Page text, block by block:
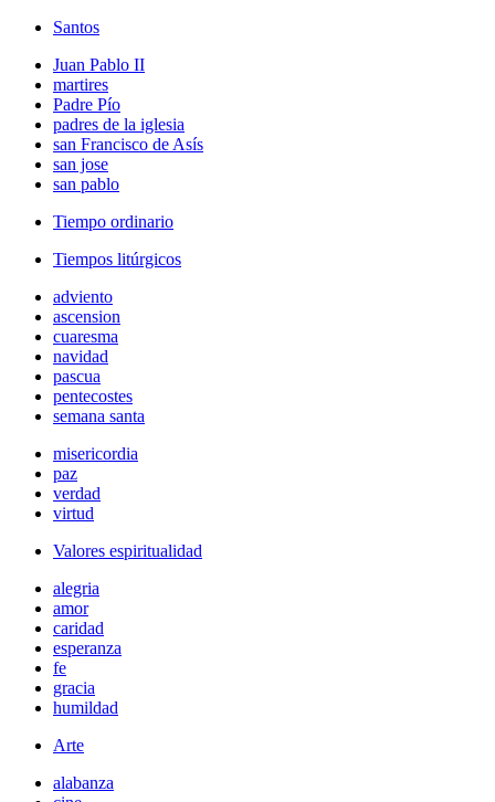
Santos
Juan Pablo II
martires
Padre Pío
padres de la iglesia
san Francisco de Asís
san jose
san pablo
Tiempo ordinario
Tiempos litúrgicos
adviento
ascension
cuaresma
navidad
pascua
pentecostes
semana santa
misericordia
paz
verdad
virtud
Valores espiritualidad
alegria
amor
caridad
esperanza
fe
gracia
humildad
Arte
alabanza